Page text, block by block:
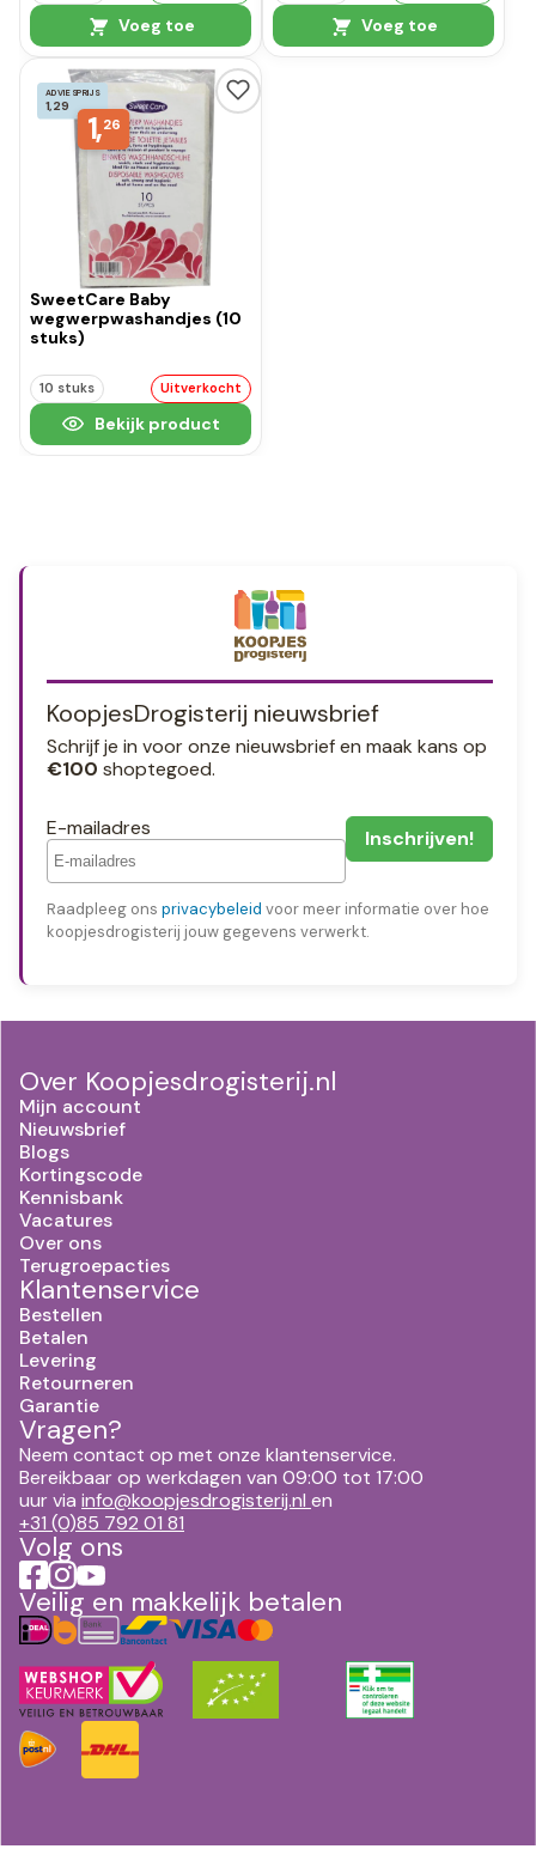
Voeg toe Voeg toe
ADVIESPRIJS
1,29
1,26
SweetCare Baby
wegwerpwashandjes (10
stuks)
10 stuks Uitverkocht
Bekijk product
KoopjesDrogisterij nieuwsbrief
Schrijf je in voor onze nieuwsbrief en maak kans op
€100 shoptegoed.
E-mailadres
Raadpleeg ons privacybeleid voor meer informatie over hoe
koopjesdrogisterij jouw gegevens verwerkt.
Over Koopjesdrogisterij.nl
Mijn account
Nieuwsbrief
Blogs
Kortingscode
Kennisbank
Vacatures
Over ons
Terugroepacties
Klantenservice
Bestellen
Betalen
Levering
Retourneren
Garantie
Vragen?
Neem contact op met onze klantenservice.
Bereikbaar op werkdagen van 09:00 tot 17:00
uur via info@koopjesdrogisterij.nl en
+31 (0)85 792 01 81
Volg ons
Veilig en makkelijk betalen